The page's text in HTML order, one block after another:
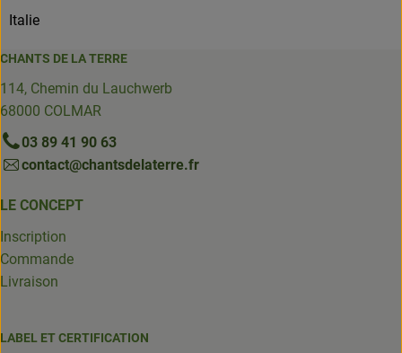
Italie
CHANTS DE LA TERRE
114, Chemin du Lauchwerb
68000 COLMAR
03 89 41 90 63
contact@chantsdelaterre.fr
LE CONCEPT
Inscription
Commande
Livraison
LABEL ET CERTIFICATION